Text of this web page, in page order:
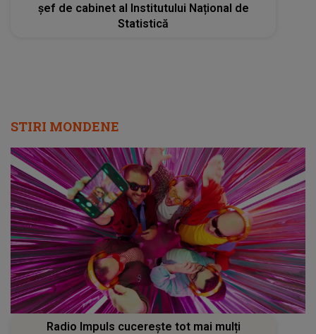
șef de cabinet al Institutului Național de
Statistică
STIRI MONDENE
Radio Impuls cucerește tot mai mulți